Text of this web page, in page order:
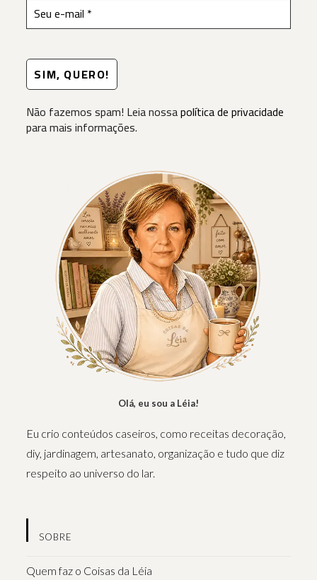
Não fazemos spam! Leia nossapolítica de privacidade
para mais informações.
Olá, eu sou a Léia!
Eu crio conteúdos caseiros, como receitas decoração,
diy, jardinagem, artesanato, organização e tudo que diz
respeito ao universo do lar.
SOBRE
Quem faz o Coisas da Léia